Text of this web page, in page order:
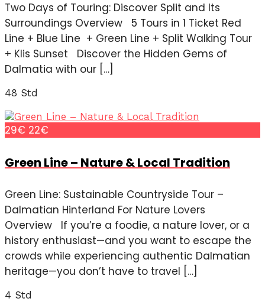
Two Days of Touring: Discover Split and Its
Surroundings Overview 5 Tours in 1 Ticket Red
Line + Blue Line + Green Line + Split Walking Tour
+ Klis Sunset Discover the Hidden Gems of
Dalmatia with our […]
48 Std
29€ 22€
Green Line – Nature & Local Tradition
Green Line: Sustainable Countryside Tour –
Dalmatian Hinterland For Nature Lovers
Overview If you’re a foodie, a nature lover, or a
history enthusiast—and you want to escape the
crowds while experiencing authentic Dalmatian
heritage—you don’t have to travel […]
4 Std